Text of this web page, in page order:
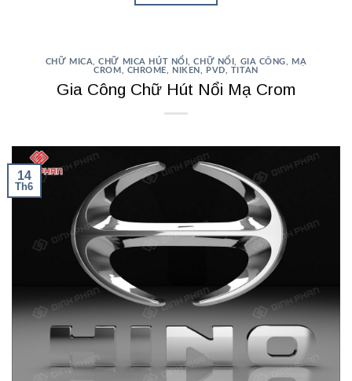
CHỮ MICA ,CHỮ MICA HÚT NỔI ,CHỮ NỔI GIA CÔNG
MẠ
CROM, CHROME, NIKEN, PVD, TITAN
Gia Công Chữ Hút Nổi Mạ Crom
14
Th6